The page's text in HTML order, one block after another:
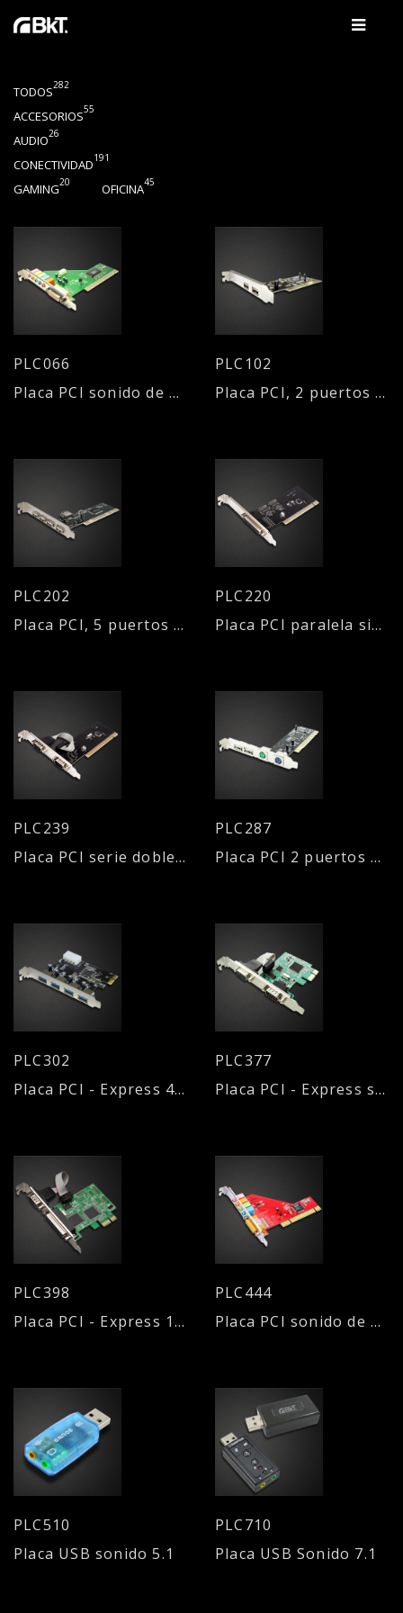
TODOS282
ACCESORIOS55
AUDIO26
CONECTIVIDAD191
GAMING20 OFICINA45
PLC066
Placa PCI sonido de 6 canales
PLC102
Placa PCI, 2 puertos USB 2.0
PLC202
Placa PCI, 5 puertos USB 2.0 (4 externos + 1 interno)
PLC220
Placa PCI paralela simple DB 25
PLC239
Placa PCI serie doble DB9
PLC287
Placa PCI 2 puertos USB 2.0 / 2 puertos PS/2
PLC302
Placa PCI - Express 4 puertos USB 3.0
PLC377
Placa PCI - Express serie doble DB 9
PLC398
Placa PCI - Express 1 Puerto Serie DB 9 / 1 Puerto paralelo DB 25
PLC444
Placa PCI sonido de 4 canales
PLC510
Placa USB sonido 5.1
PLC710
Placa USB Sonido 7.1